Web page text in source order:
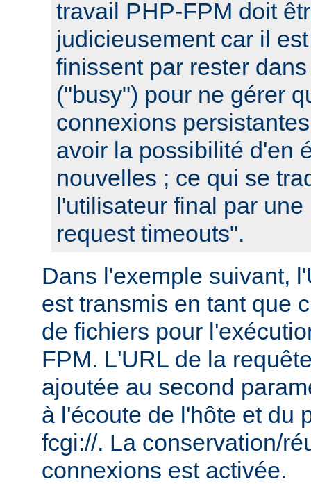
travail PHP-FPM doit
judicieusement car il
finissent par rester
("busy") pour ne gérer
connexions
avoir la possibilité d'en
nouvelles ; ce qui se
l'utilisateur final par
request timeouts".
Dans l'exemple suivant,
est transmis en tant que
de fichiers pour
FPM. L'URL de la
ajoutée au second
à l'écoute de l'hôte et du
fcgi://. La conservation/
connexions est activée.